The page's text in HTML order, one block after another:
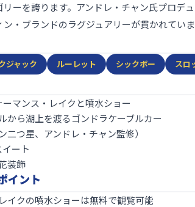
ーを誇ります。アンドレ・チャン氏プロデ
・ブランドのラグジュアリーが貫かれていま
ジャック ルーレット シックボー スロ
マンス・レイクと噴水ショー
から湖上を渡るゴンドラケーブルカー
二つ星、アンドレ・チャン監修）
ート
装飾
イント
イクの噴水ショーは無料で観覧可能